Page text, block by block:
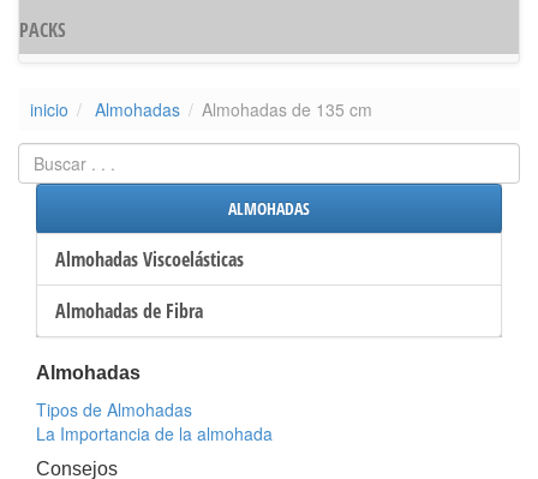
PACKS
inicio Almohadas Almohadas de 135 cm
ALMOHADAS
Almohadas Viscoelásticas
Almohadas de Fibra
Almohadas
Tipos de Almohadas
La Importancia de la almohada
Consejos